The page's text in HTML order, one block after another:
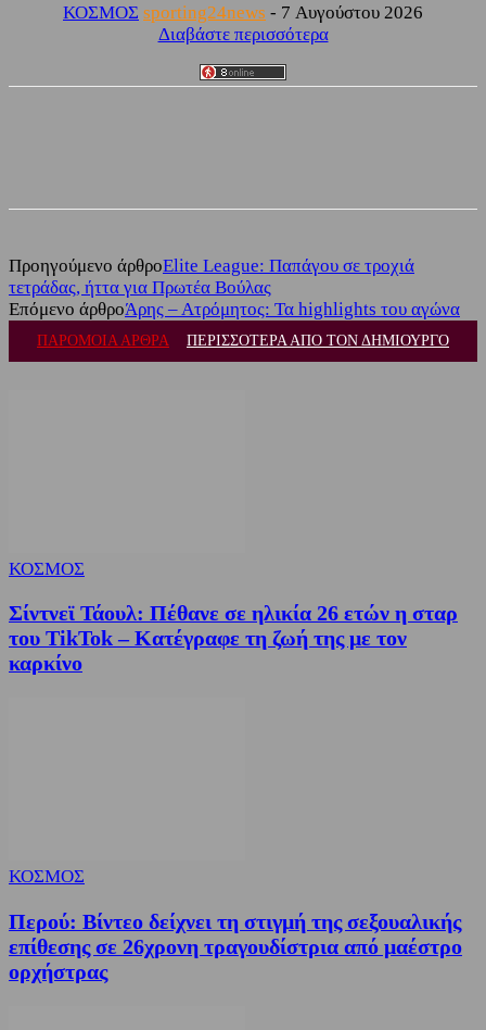
ΚΟΣΜΟΣ sporting24news - 7 Αυγούστου 2026
Διαβάστε περισσότερα
Προηγούμενο άρθροElite League: Παπάγου σε τροχιά
τετράδας, ήττα για Πρωτέα Βούλας
Επόμενο άρθροΆρης – Ατρόμητος: Τα highlights του αγώνα
ΠΑΡΟΜΟΙΑ ΑΡΘΡΑ ΠΕΡΙΣΣΟΤΕΡΑ ΑΠΟ ΤΟΝ ΔΗΜΙΟΥΡΓΟ
ΚΟΣΜΟΣ
Σίντνεϊ Τάουλ: Πέθανε σε ηλικία 26 ετών η σταρ
του TikTok – Kατέγραφε τη ζωή της με τον
καρκίνο
ΚΟΣΜΟΣ
Περού: Βίντεο δείχνει τη στιγμή της σεξουαλικής
επίθεσης σε 26χρονη τραγουδίστρια από μαέστρο
ορχήστρας